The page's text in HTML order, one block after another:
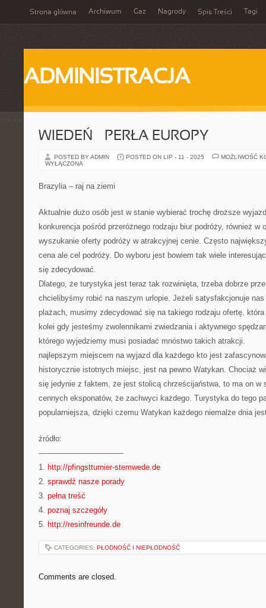
Strona główna Archiwum Gaz Nagrody Spis Treści Tagi
ADMINISTRACJA
WIEDEŃ – PERŁA EUROPY
POSTED BY ADMIN POSTED ON LIP - 11 - 2025
MOŻLIWOŚĆ
WYŁĄCZONA
Brazylia – raj na ziemi
Aktualnie dużo osób jest w stanie wybierać trochę droższe
konkurencja pośród przeróżnego rodzaju biur podróży, również w
wyszukanie oferty podróży w atrakcyjnej cenie. Często
cena ale cel podróży. Do wyboru jest bowiem tak wiele
się zdecydować.
Dlatego, że turystyka jest teraz tak rozwinięta, trzeba dobrze
chcielibyśmy robić na naszym urlopie. Jeżeli satysfakcjonuje nas
plażach, musimy zdecydować się na takiego rodzaju ofertę,
kolei gdy jesteśmy zwolennikami zwiedzania i aktywnego
którego wyjedziemy musi posiadać mnóstwo takich atrakcji.
najlepszym miejscem na wyjazd dla każdego kto jest
historycznie istotnych miejsc, jest na pewno Watykan. Chociaż
się jedynie z faktem, że jest stolicą chrześcijaństwa, to ma on w
cennych eksponatów, że zachwyci każdego. Turystyka do tego
popularniejsza, dzięki czemu Watykan każdego niemalże dnia
źródło:
———————————
1. http://pfingstturnier-stemwede.de
2. sprawdź nasze porady
3. pełna treść
4. poznaj szczegóły
5. http://resinfreunde.de
CATEGORIES: PŁODNOŚĆ I NIEPŁODNOŚĆ
Comments are closed.